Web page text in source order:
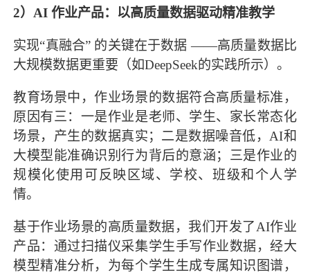
2）AI 作业产品：以高质量数据驱动精准教学
实现“真融合” 的关键在于数据 ——高质量数据比
大规模数据更重要（如DeepSeek的实践所示）。
教育场景中，作业场景的数据符合高质量标准，
原因有三：一是作业是老师、学生、家长常态化
场景，产生的数据真实；二是数据噪音低，AI和
大模型能准确识别行为背后的意涵；三是作业的
规模化使用可反映区域、学校、班级和个人学
情。
基于作业场景的高质量数据，我们开发了AI作业
产品：通过扫描仪采集学生手写作业数据，经大
模型精准分析，为每个学生生成专属知识图谱，